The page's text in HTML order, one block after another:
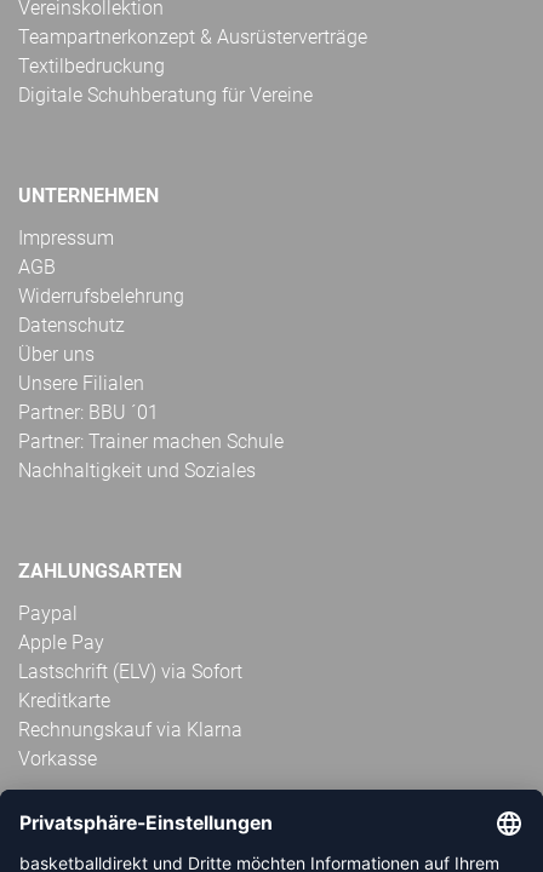
Vereinskollektion
Teampartnerkonzept & Ausrüsterverträge
Textilbedruckung
Digitale Schuhberatung für Vereine
UNTERNEHMEN
Impressum
AGB
Widerrufsbelehrung
Datenschutz
Über uns
Unsere Filialen
Partner: BBU ´01
Partner: Trainer machen Schule
Nachhaltigkeit und Soziales
ZAHLUNGSARTEN
Paypal
Apple Pay
Lastschrift (ELV) via Sofort
Kreditkarte
Rechnungskauf via Klarna
Vorkasse
ABONNIERE JETZT DEN KOSTENLOSEN